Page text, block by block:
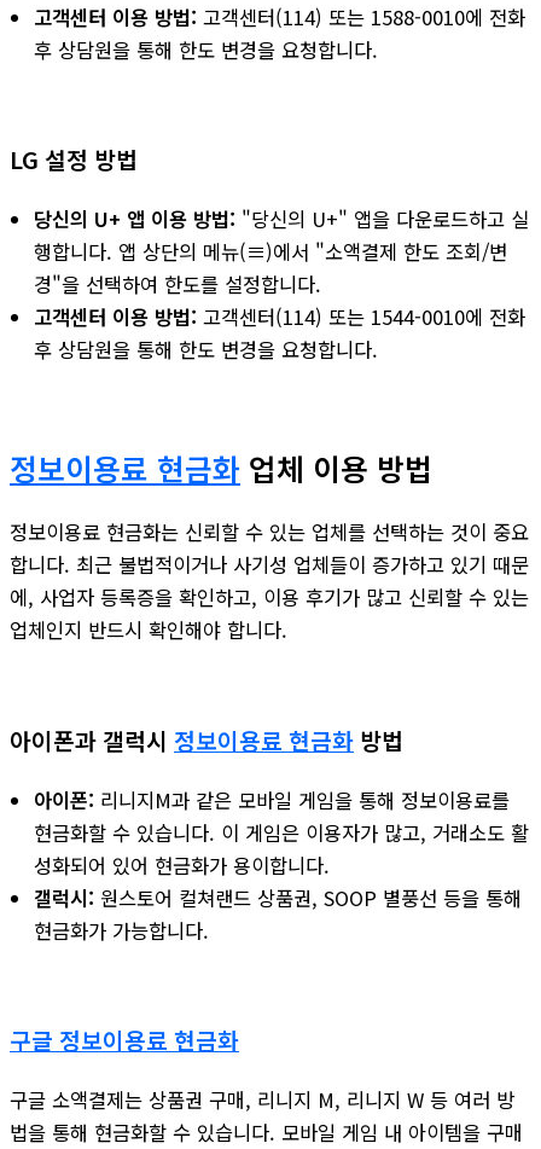
고객센터 이용 방법: 고객센터(114) 또는 1588-0010에 전화
후 상담원을 통해 한도 변경을 요청합니다.
LG 설정 방법
당신의 U+ 앱 이용 방법: "당신의 U+" 앱을 다운로드하고 실
행합니다. 앱 상단의 메뉴(≡)에서 "소액결제 한도 조회/변
경"을 선택하여 한도를 설정합니다.
고객센터 이용 방법: 고객센터(114) 또는 1544-0010에 전화
후 상담원을 통해 한도 변경을 요청합니다.
정보이용료 현금화 업체 이용 방법
정보이용료 현금화는 신뢰할 수 있는 업체를 선택하는 것이 중요
합니다. 최근 불법적이거나 사기성 업체들이 증가하고 있기 때문
에, 사업자 등록증을 확인하고, 이용 후기가 많고 신뢰할 수 있는
업체인지 반드시 확인해야 합니다.
아이폰과 갤럭시 정보이용료 현금화 방법
아이폰: 리니지M과 같은 모바일 게임을 통해 정보이용료를
현금화할 수 있습니다. 이 게임은 이용자가 많고, 거래소도 활
성화되어 있어 현금화가 용이합니다.
갤럭시: 원스토어 컬쳐랜드 상품권, SOOP 별풍선 등을 통해
현금화가 가능합니다.
구글 정보이용료 현금화
구글 소액결제는 상품권 구매, 리니지 M, 리니지 W 등 여러 방
법을 통해 현금화할 수 있습니다. 모바일 게임 내 아이템을 구매